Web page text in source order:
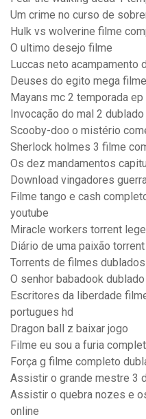
Um crime no curso de
Hulk vs wolverine filme
O ultimo desejo filme
Luccas neto acampamento
Deuses do egito mega
Mayans mc 2 temporada ep
Invocação do mal 2
Scooby-doo o mistério
Sherlock holmes 3 filme
Os dez mandamentos
Download vingadores
Filme tango e cash
youtube
Miracle workers torrent
Diário de uma paixão
Torrents de filmes dublados
O senhor babadook
Escritores da liberdade
portugues hd
Dragon ball z baixar jogo
Filme eu sou a furia
Força g filme completo
Assistir o grande mestre 3
Assistir o quebra nozes e
online